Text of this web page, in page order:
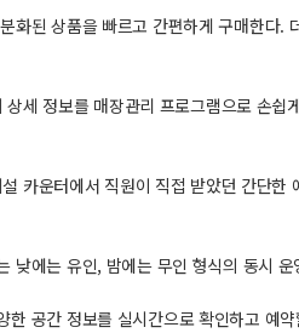
화된 상품을 빠르고 간편하게 구매한다.
세 정보를 매장관리 프로그램으로 손쉽
카운터에서 직원이 직접 받았던 간단한
낮에는 유인, 밤에는 무인 형식의 동시
공간 정보를 실시간으로 확인하고 예